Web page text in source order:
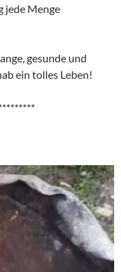
jede Menge
gesunde und
ein tolles Leben!